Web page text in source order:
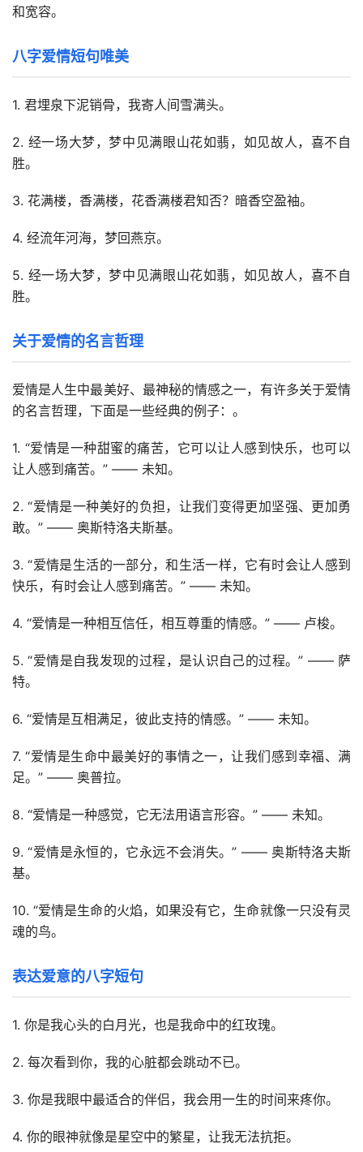
和宽容。
八字爱情短句唯美
1. 君埋泉下泥销骨，我寄人间雪满头。
2. 经一场大梦，梦中见满眼山花如翡，如见故人，喜不自
胜。
3. 花满楼，香满楼，花香满楼君知否？暗香空盈袖。
4. 经流年河海，梦回燕京。
5. 经一场大梦，梦中见满眼山花如翡，如见故人，喜不自
胜。
关于爱情的名言哲理
爱情是人生中最美好、最神秘的情感之一，有许多关于爱情
的名言哲理，下面是一些经典的例子：。
1. “爱情是一种甜蜜的痛苦，它可以让人感到快乐，也可以
让人感到痛苦。” —— 未知。
2. “爱情是一种美好的负担，让我们变得更加坚强、更加勇
敢。” —— 奥斯特洛夫斯基。
3. “爱情是生活的一部分，和生活一样，它有时会让人感到
快乐，有时会让人感到痛苦。” —— 未知。
4. “爱情是一种相互信任，相互尊重的情感。” —— 卢梭。
5. “爱情是自我发现的过程，是认识自己的过程。” —— 萨
特。
6. “爱情是互相满足，彼此支持的情感。” —— 未知。
7. “爱情是生命中最美好的事情之一，让我们感到幸福、满
足。” —— 奥普拉。
8. “爱情是一种感觉，它无法用语言形容。” —— 未知。
9. “爱情是永恒的，它永远不会消失。” —— 奥斯特洛夫斯
基。
10. “爱情是生命的火焰，如果没有它，生命就像一只没有灵
魂的鸟。
表达爱意的八字短句
1. 你是我心头的白月光，也是我命中的红玫瑰。
2. 每次看到你，我的心脏都会跳动不已。
3. 你是我眼中最适合的伴侣，我会用一生的时间来疼你。
4. 你的眼神就像是星空中的繁星，让我无法抗拒。